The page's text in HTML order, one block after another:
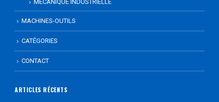
MÉCANIQUE INDUSTRIELLE
MACHINES-OUTILS
CATÉGORIES
CONTACT
ARTICLES RÉCENTS